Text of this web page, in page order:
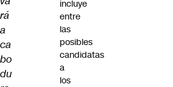
rá
a
ca
bo
du
incluye
entre
las
posibles
candidatas
a
los